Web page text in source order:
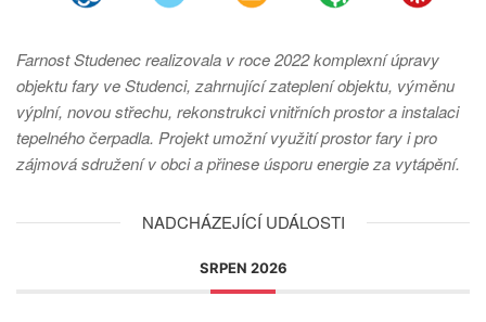
Farnost Studenec realizovala v roce 2022 komplexní úpravy
objektu fary ve Studenci, zahrnující zateplení objektu, výměnu
výplní, novou střechu, rekonstrukci vnitřních prostor a instalaci
tepelného čerpadla. Projekt umožní využití prostor fary i pro
zájmová sdružení v obci a přinese úsporu energie za vytápění.
NADCHÁZEJÍCÍ UDÁLOSTI
SRPEN 2026